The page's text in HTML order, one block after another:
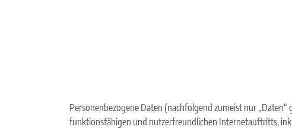
Personenbezogene Daten (nachfolgend zumeist nur
funktionsfähigen und nutzerfreundlichen Internetauftritts,